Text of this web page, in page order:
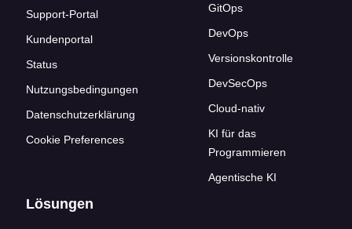
Support-Portal
Kundenportal
Status
Nutzungsbedingungen
Datenschutzerklärung
Cookie Preferences
GitOps
DevOps
Versionskontrolle
DevSecOps
Cloud-nativ
KI für das
Programmieren
Agentische KI
Lösungen